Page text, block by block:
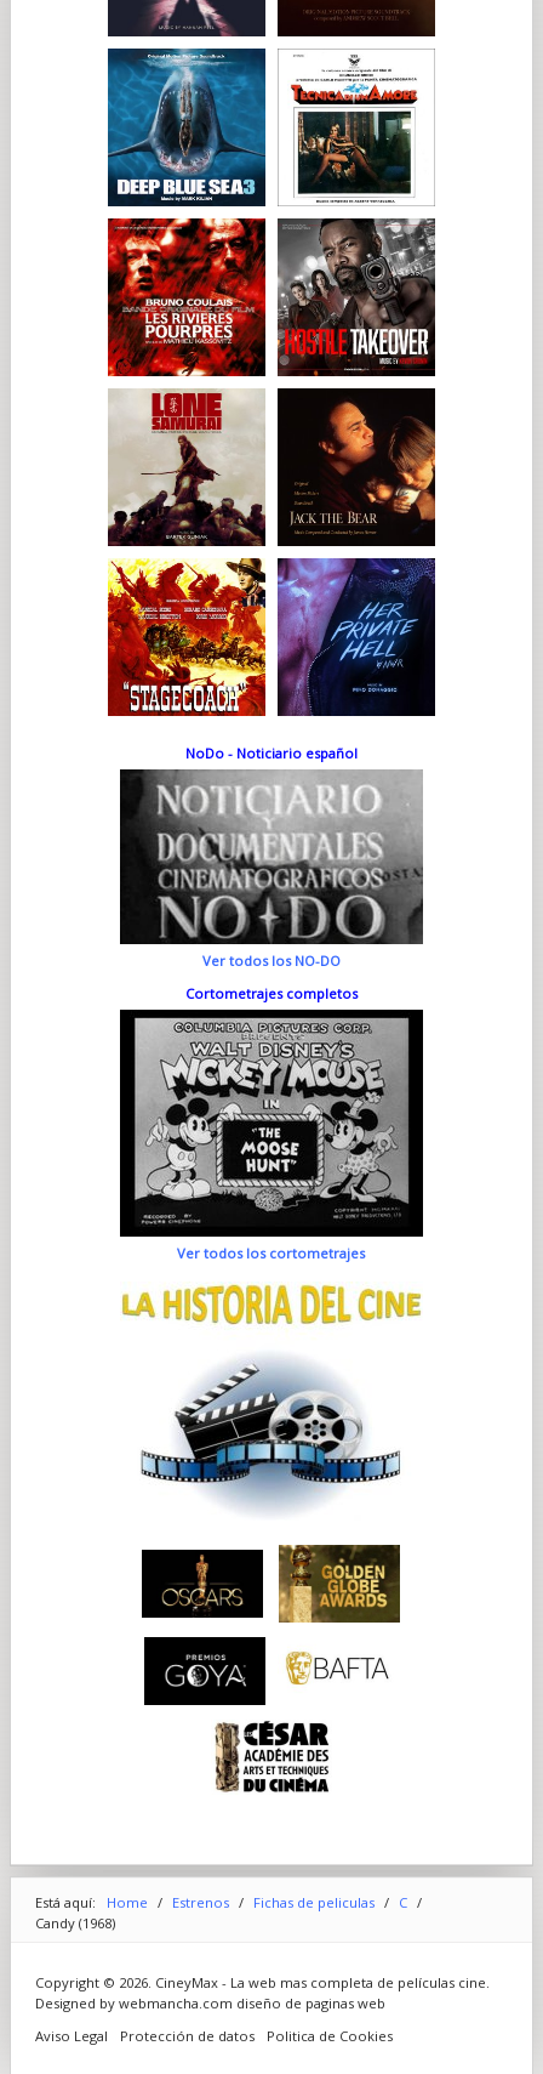
NoDo - Noticiario español
Ver todos los NO-DO
Cortometrajes completos
Ver todos los cortometrajes
Está aquí: Home / Estrenos / Fichas de peliculas / C /
Candy (1968)
Copyright © 2026. CineyMax - La web mas completa de películas cine.
Designed by webmancha.com diseño de paginas web
Aviso Legal
Protección de datos Politica de Cookies